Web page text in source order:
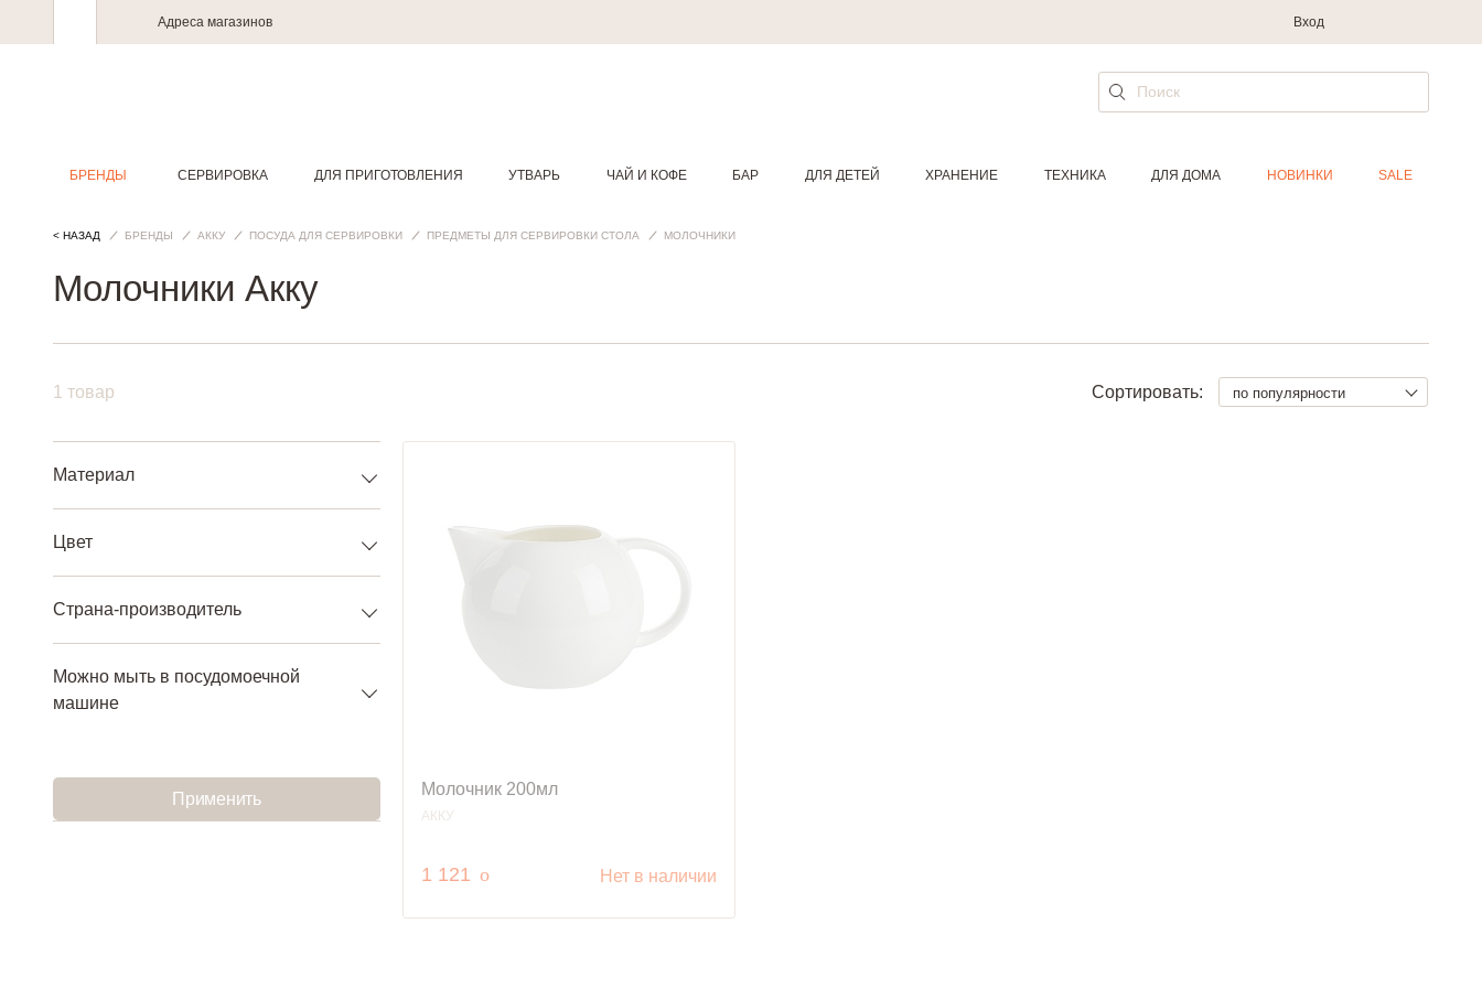
Адреса магазинов Вход
БРЕНДЫ СЕРВИРОВКА ДЛЯ ПРИГОТОВЛЕНИЯ УТВАРЬ ЧАЙ И КОФЕ БАР ДЛЯ ДЕТЕЙ ХРАНЕНИЕ ТЕХНИКА ДЛЯ ДОМА НОВИНКИ SALE
< НАЗАД БРЕНДЫ АККУ ПОСУДА ДЛЯ СЕРВИРОВКИ ПРЕДМЕТЫ ДЛЯ СЕРВИРОВКИ СТОЛА МОЛОЧНИКИ
Молочники Акку
1 товар Сортировать: по популярности
Материал
Цвет
Страна-производитель
Можно мыть в посудомоечной
машине
Применить
Молочник 200мл
АККУ
1 121 руб.
o Нет в наличии